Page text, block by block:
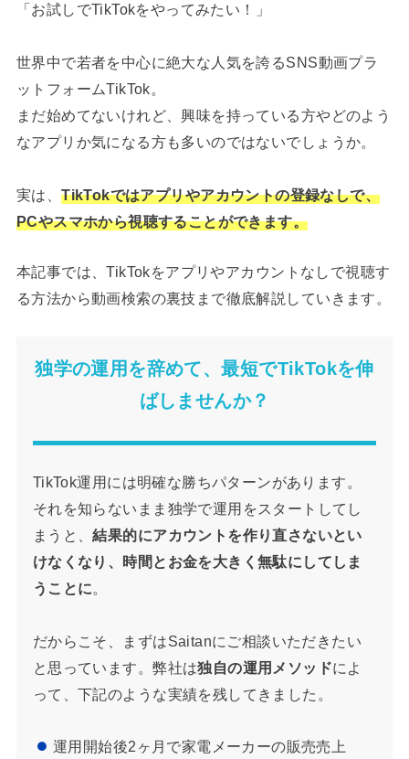
「お試しでTikTokをやってみたい！」
世界中で若者を中心に絶大な人気を誇るSNS動画プラ
ットフォームTikTok。
まだ始めてないけれど、興味を持っている方やどのよう
なアプリか気になる方も多いのではないでしょうか。
実は、TikTokではアプリやアカウントの登録なしで、
PCやスマホから視聴することができます。
本記事では、TikTokをアプリやアカウントなしで視聴す
る方法から動画検索の裏技まで徹底解説していきます。
独学の運用を辞めて、最短でTikTokを伸
ばしませんか？
TikTok運用には明確な勝ちパターンがあります。
それを知らないまま独学で運用をスタートしてし
まうと、結果的にアカウントを作り直さないとい
けなくなり、時間とお金を大きく無駄にしてしま
うことに。
だからこそ、まずはSaitanにご相談いただきたい
と思っています。弊社は独自の運用メソッドによ
って、下記のような実績を残してきました。
運用開始後2ヶ月で家電メーカーの販売売上